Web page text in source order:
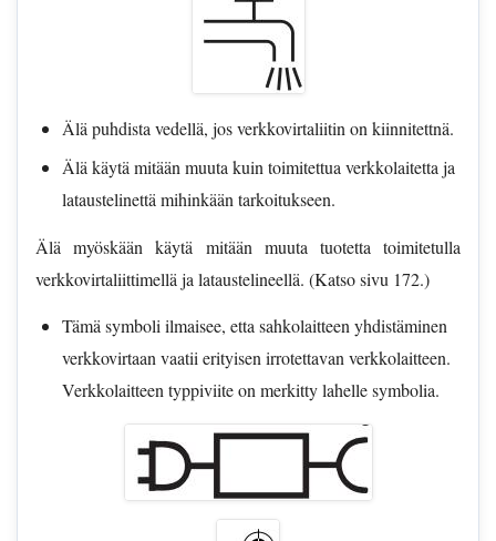
Älä puhdista vedellä, jos verkkovirtaliitin on kiinnitettnä.
Älä käytä mitään muuta kuin toimitettua verkkolaitetta ja
lataustelinettä mihinkään tarkoitukseen.
Älä myöskään käytä mitään muuta tuotetta toimitetulla
verkkovirtaliittimellä ja lataustelineellä. (Katso sivu 172.)
Tämä symboli ilmaisee, etta sahkolaitteen yhdistäminen
verkkovirtaan vaatii erityisen irrotettavan verkkolaitteen.
Verkkolaitteen typpiviite on merkitty lahelle symbolia.